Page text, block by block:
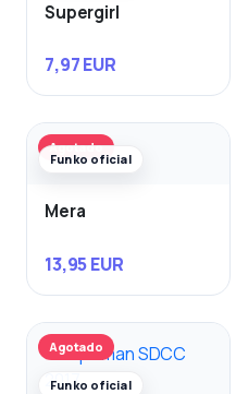
Supergirl
7,97 EUR
Agotado
Funko oficial
Mera
13,95 EUR
Agotado
Funko oficial